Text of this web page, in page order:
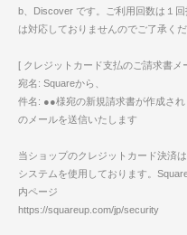
b、Discover です。ご利用回数は１
は対応しておりませんのでご了承くだ
[ クレジットカード支払のご請求書メ
宛名: Squareから、
件名: ●●様宛の新規請求書が作成され
のメールを送信いたします
当ショップのクレジットカード決済
システムを使用しております。
内ページ
https://squareup.com/jp/security